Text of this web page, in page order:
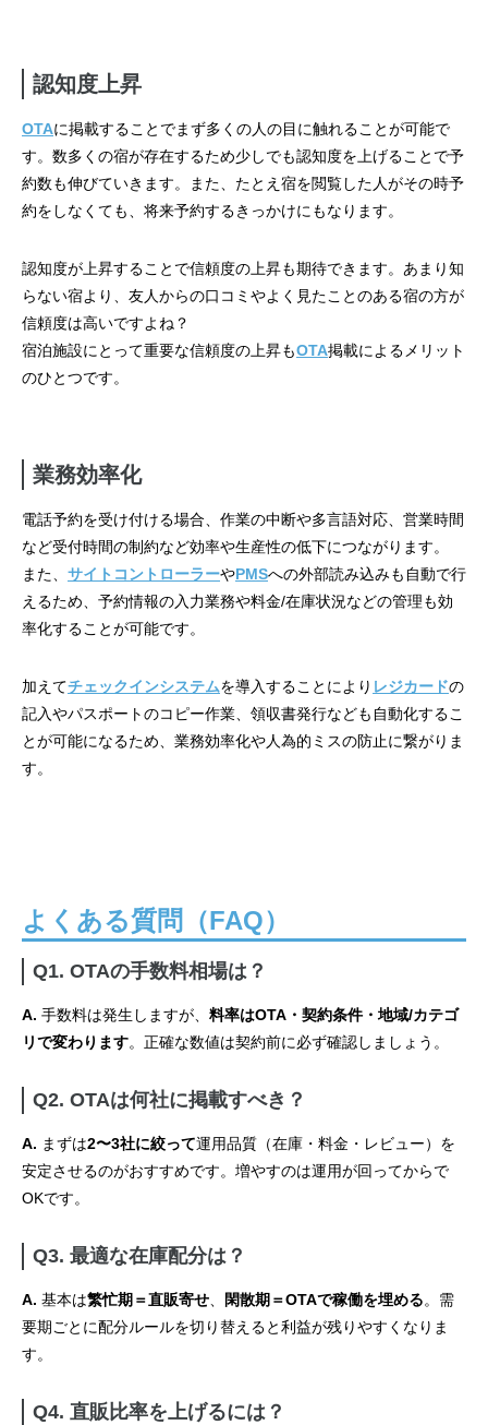
認知度上昇
OTAに掲載することでまず多くの人の目に触れることが可能で
す。数多くの宿が存在するため少しでも認知度を上げることで予
約数も伸びていきます。また、たとえ宿を閲覧した人がその時予
約をしなくても、将来予約するきっかけにもなります。
認知度が上昇することで信頼度の上昇も期待できます。あまり知
らない宿より、友人からの口コミやよく見たことのある宿の方が
信頼度は高いですよね？
宿泊施設にとって重要な信頼度の上昇もOTA掲載によるメリット
のひとつです。
業務効率化
電話予約を受け付ける場合、作業の中断や多言語対応、営業時間
など受付時間の制約など効率や生産性の低下につながります。
また、 サイトコントローラーやPMSへの外部読み込みも自動で行
えるため、予約情報の入力業務や料金/在庫状況などの管理も効
率化することが可能です。
加えてチェックインシステムを導入することにより レジカードの
記入やパスポートのコピー作業、領収書発行なども自動化するこ
とが可能になるため、業務効率化や人為的ミスの防止に繋がりま
す。
よくある質問（FAQ）
Q1. OTAの手数料相場は？
A. 手数料は発生しますが、 料率はOTA・契約条件・地域/カテゴ
リで変わります。正確な数値は契約前に必ず確認しましょう。
Q2. OTAは何社に掲載すべき？
A. まずは2〜3社に絞って運用品質（在庫・料金・レビュー）を
安定させるのがおすすめです。増やすのは運用が回ってからで
OKです。
Q3. 最適な在庫配分は？
A. 基本は繁忙期＝直販寄せ 閑散期＝OTAで稼働を埋める。需
要期ごとに配分ルールを切り替えると利益が残りやすくなりま
す。
Q4. 直販比率を上げるには？